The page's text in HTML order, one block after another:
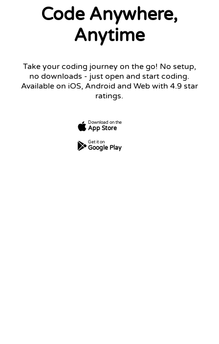
Code Anywhere,
Anytime
Take your coding journey on the go! No setup,
no downloads - just open and start coding.
Available on iOS, Android and Web with 4.9 star
ratings.
Download on the
App Store
Get it on
Google Play